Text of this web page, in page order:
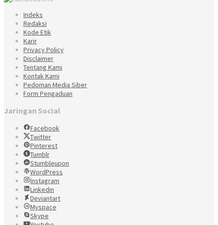
Indeks
Redaksi
Kode Etik
Karir
Privacy Policy
Disclaimer
Tentang Kami
Kontak Kami
Pedoman Media Siber
Form Pengaduan
Jaringan Social
Facebook
Twitter
Pinterest
Tumblr
Stumbleupon
WordPress
Instagram
Linkedin
Deviantart
Myspace
Skype